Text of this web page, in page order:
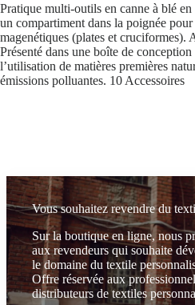
Pratique multi-outils en canne à blé
un compartiment dans la poignée
magenétiques (plates et cruciformes).
Présenté dans une boîte de
l’utilisation de matières premières
émissions polluantes. 10 Accessoires
Vous souhaitez revendre du
Sur la boutique en ligne, nous
aux revendeurs qui souhaite
le domaine du textile
Offre réservée aux
distributeurs de textiles